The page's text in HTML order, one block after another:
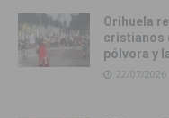
Orihuela
cristianos
pólvora y
22/07/2026